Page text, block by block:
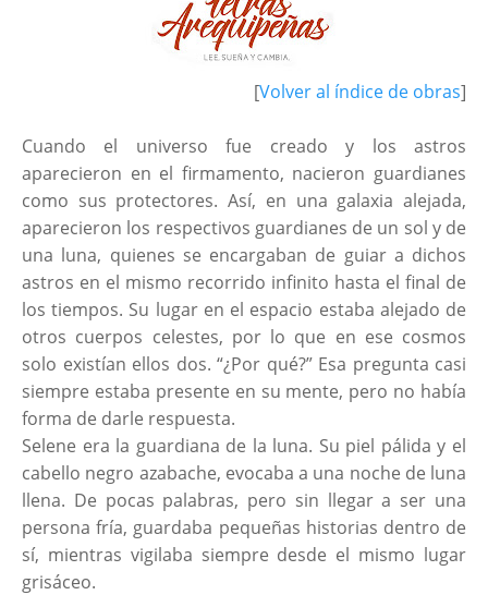
[Volver al índice de obras]
Cuando el universo fue creado y los astros
aparecieron en el firmamento, nacieron guardianes
como sus protectores. Así, en una galaxia alejada,
aparecieron los respectivos guardianes de un sol y de
una luna, quienes se encargaban de guiar a dichos
astros en el mismo recorrido infinito hasta el final de
los tiempos. Su lugar en el espacio estaba alejado de
otros cuerpos celestes, por lo que en ese cosmos
solo existían ellos dos. “¿Por qué?” Esa pregunta casi
siempre estaba presente en su mente, pero no había
forma de darle respuesta.
Selene era la guardiana de la luna. Su piel pálida y el
cabello negro azabache, evocaba a una noche de luna
llena. De pocas palabras, pero sin llegar a ser una
persona fría, guardaba pequeñas historias dentro de
sí, mientras vigilaba siempre desde el mismo lugar
grisáceo.